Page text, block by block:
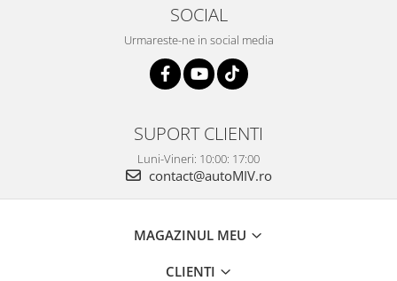
SOCIAL
Urmareste-ne in social media
SUPORT CLIENTI
Luni-Vineri: 10:00: 17:00
contact@autoMIV.ro
MAGAZINUL MEU
CLIENTI